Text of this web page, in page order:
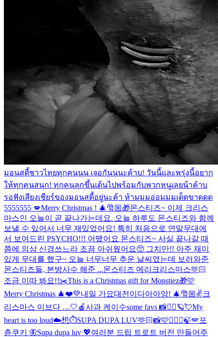
มอนสตี้ชาวไทยทุกคนนน เจอกันนนะค้าบ! วันนี้และพรุ่งนี้อยาก
ให้ทุกคนสนุก! ทุกคนลุกขึ้นเต้นไปพร้อมกับพวกหนูเลยน้าค้าบ
รอฟังเสียงเชียร์ของมอนสตี้อยู่นะค้า ห้ามมมอ่อมมมเด็ดขาดดด
5555555 💋Merry Christmas ! 🎄🎅🏼🎁몬스티즈~ 이제 크리스
마스인 오늘이 곧 끝나가는데요. 오늘 하루도 몬스티즈와 함께
보낼 수 있어서 너무 재밌었어요! 특히 처음으로 연말무대에
서 보여드린 PSYCHO!!! 어땠어요 몬스티즈~ 사실 끝나갈 때
쯤에 의상 신경쓰느라 조끔 아쉬웠어요🥺 그치만!! 아주 재미
있게 무대를 했구~ 오늘 너무너무 추운 날씨였는데 보러와준
몬스티즈들, 본방사수 해준 ...몬스티즈 메리크리스마스🫶🏻
조금 이따 봐요!!✂️This is a Christmas gift for Monstiez🎁🩷
Merry Christmas 🎄❤️💚내일 가요대전이다아아앙! 🎄🎅🏼✌️크
리스마스 이브다 …🤍 🍎사과 케이수some favs 📸🧚‍♀️🪐💘My
heart is too loud☁️想⏱️SUPA DUPA LUV🫶🏻📸🩷🧚🏼‍♀️🍃🪽포
츈쿠키 🦋Supa dupa luv 💖여러분 드립 트로트 버전 만들어주